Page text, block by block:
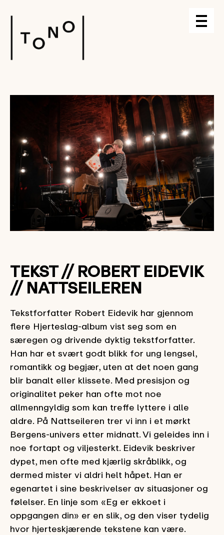
TEKST // ROBERT EIDEVIK
// NATTSEILEREN
Tekstforfatter Robert Eidevik har gjennom
flere Hjerteslag-album vist seg som en
særegen og drivende dyktig tekstforfatter.
Han har et svært godt blikk for ung lengsel,
romantikk og begjær, uten at det noen gang
blir banalt eller klissete. Med presisjon og
originalitet peker han ofte mot noe
allmenngyldig som kan treffe lyttere i alle
aldre. På Nattseileren trer vi inn i et mørkt
Bergens-univers etter midnatt. Vi geleides inn i
noe fortapt og viljesterkt. Eidevik beskriver
dypet, men ofte med kjærlig skråblikk, og
dermed mister vi aldri helt håpet. Han er
egenartet i sine beskrivelser av situasjoner og
følelser. En linje som «Eg er ekkoet i
oppgangen din» er en slik, og den viser tydelig
hvor hjerteskjærende tekstene kan være.